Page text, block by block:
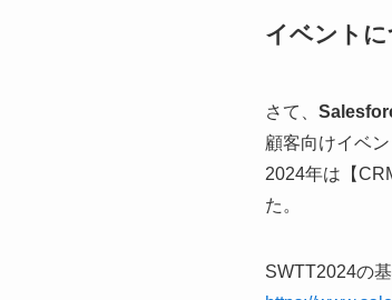
イベント
さて、
顧客向けイベ
2024年は【
た。
SWTT2024の